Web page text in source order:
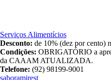
Serviços Alimentícios
Desconto: de 10% (dez por cento)
Condições: OBRIGATÓRIO a
da CAAAM ATUALIZADA.
Telefone: (92) 98199-9001
saboramirest